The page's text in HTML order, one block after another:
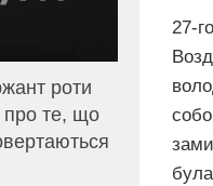
27-
роти
про те, що